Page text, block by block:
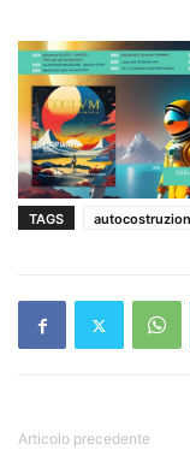
TAGS
Articolo precedente